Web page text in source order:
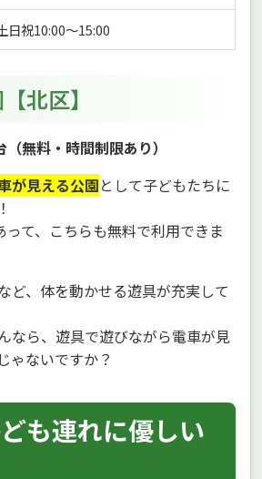
日祝10:00～15:00
北区】
無料・時間制限あり）
が見える公園として子どもたちに
て、こちらも無料で利用できま
ど、体を動かせる遊具が充実して
なら、遊具で遊びながら電車が見
ゃないですか？
も連れに優しい